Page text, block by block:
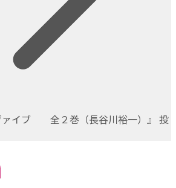
ァイブ 全２巻（長谷川裕一）』 投